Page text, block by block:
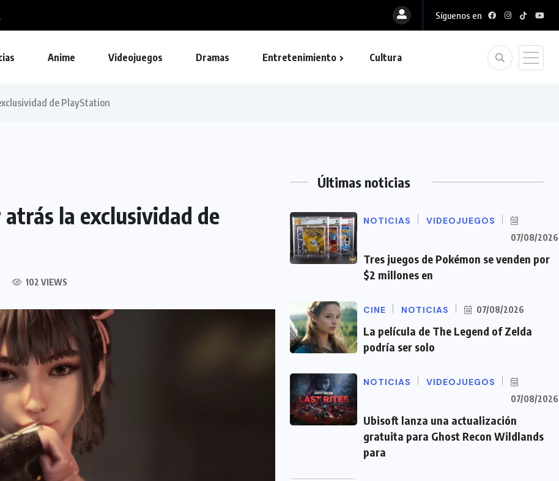
Síguenos en
Anime Videojuegos Dramas Entretenimiento Cultura
de PlayStation
la exclusividad de
102 VIEWS
Últimas noticias
NOTICIAS VIDEOJUEGOS
07/08/2026
Tres juegos de Pokémon se venden por
$2 millones en
CINE NOTICIAS 07/08/2026
La película de The Legend of Zelda
podría ser solo
NOTICIAS VIDEOJUEGOS
07/08/2026
Ubisoft lanza una actualización
gratuita para Ghost Recon Wildlands
para